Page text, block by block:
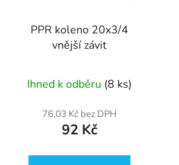
PPR koleno 20x3/4
vnější závit
Ihned k odběru (8 ks)
76,03 Kč bez DPH
92 Kč